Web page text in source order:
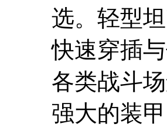
选。轻型
快速穿插
各类战斗
强大的装